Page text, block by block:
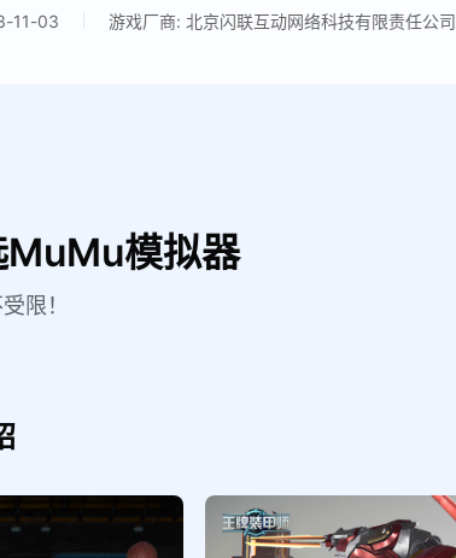
11-03 游戏厂商: 北京闪联互动网络科技有限责任公司
MuMu模拟器
限！